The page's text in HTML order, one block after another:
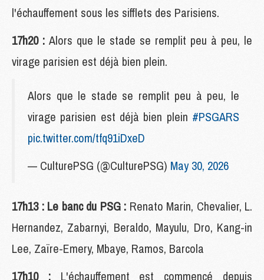
l'échauffement sous les sifflets des Parisiens.
17h20 : Alors que le stade se remplit peu à peu, le
virage parisien est déjà bien plein.
Alors que le stade se remplit peu à peu, le
virage parisien est déjà bien plein #PSGARS
pic.twitter.com/tfq91iDxeD
— CulturePSG (@CulturePSG) May 30, 2026
17h13 : Le banc du PSG : Renato Marin, Chevalier, L.
Hernandez, Zabarnyi, Beraldo, Mayulu, Dro, Kang-in
Lee, Zaïre-Emery, Mbaye, Ramos, Barcola
17h10 : L'échauffement est commencé depuis